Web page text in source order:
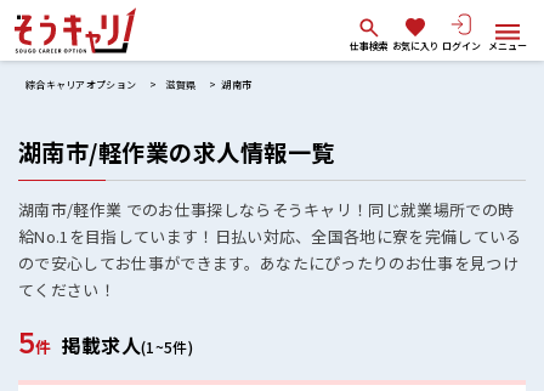
仕事検索 お気に入り ログイン メニュー
綜合キャリアオプション 滋賀県 湖南市
湖南市/軽作業の求人情報一覧
湖南市/軽作業 でのお仕事探しならそうキャリ！同じ就業場所での時
給No.1を目指しています！日払い対応、全国各地に寮を完備している
ので安心してお仕事ができます。あなたにぴったりのお仕事を見つけ
てください！
5件 掲載求人(1~5件)